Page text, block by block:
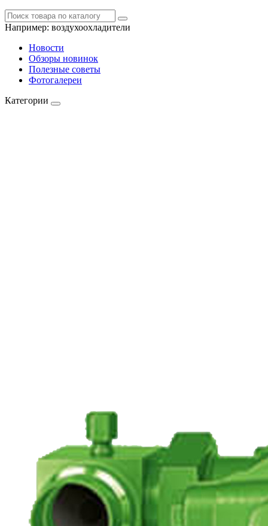
Например: воздухоохладители
Новости
Обзоры новинок
Полезные советы
Фотогалереи
Категории